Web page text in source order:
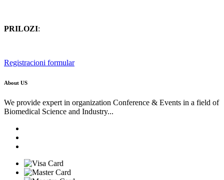
PRILOZI:
Registracioni formular
About US
We provide expert in organization Conference & Events in a field of
Biomedical Science and Industry...